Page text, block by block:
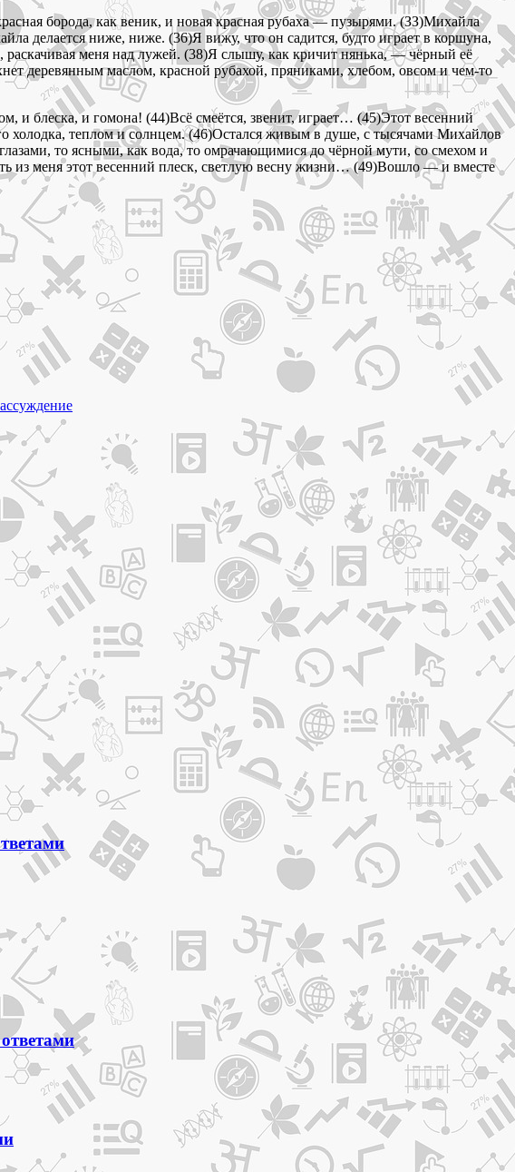
борода, как веник, и новая красная рубаха — пузырями. (ЗЗ)Михайла
делается ниже, ниже. (36)Я вижу, что он садится, будто играет в коршуна,
меня над лужей. (38)Я слышу, как кричит нянька, — чёрный её
деревянным маслом, красной рубахой, пряниками, хлебом, овсом и чем-то
и блеска, и гомона! (44)Всё смеётся, звенит, играет… (45)Этот весенний
холодка, теплом и солнцем. (46)Остался живым в душе, с тысячами Михайлов
то ясными, как вода, то омрачающимися до чёрной мути, со смехом и
из меня этот весенний плеск, светлую весну жизни… (49)Вошло — и вместе